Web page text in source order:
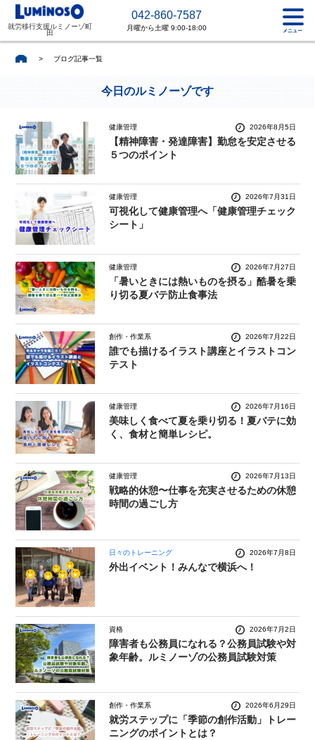
就労移行支援ルミノーゾ町
田
042-860-7587
月曜から土曜 9:00-18:00 メニュー
> ブログ記事一覧
今日のルミノーゾです
健康管理 2026年8月5日
【精神障害・発達障害】勤怠を安定させる
５つのポイント
健康管理 2026年7月31日
可視化して健康管理へ「健康管理チェック
シート」
健康管理 2026年7月27日
「暑いときには熱いものを摂る」酷暑を乗
り切る夏バテ防止食事法
創作・作業系 2026年7月22日
誰でも描けるイラスト講座とイラストコン
テスト
健康管理 2026年7月16日
美味しく食べて夏を乗り切る！夏バテに効
く、食材と簡単レシピ。
健康管理 2026年7月13日
戦略的休憩〜仕事を充実させるための休憩
時間の過ごし方
日々のトレーニング 2026年7月8日
外出イベント！みんなで横浜へ！
資格 2026年7月2日
障害者も公務員になれる？公務員試験や対
象年齢。ルミノーゾの公務員試験対策
創作・作業系 2026年6月29日
就労ステップに「季節の創作活動」トレー
ニングのポイントとは？